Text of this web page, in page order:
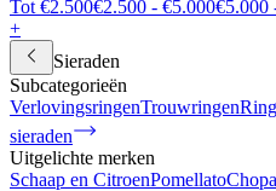
Tot €2.500€2.500 - €5.000€5.000
+
Sieraden
Subcategorieën
VerlovingsringenTrouwringen
sieraden
Uitgelichte merken
Schaap en CitroenPomellato